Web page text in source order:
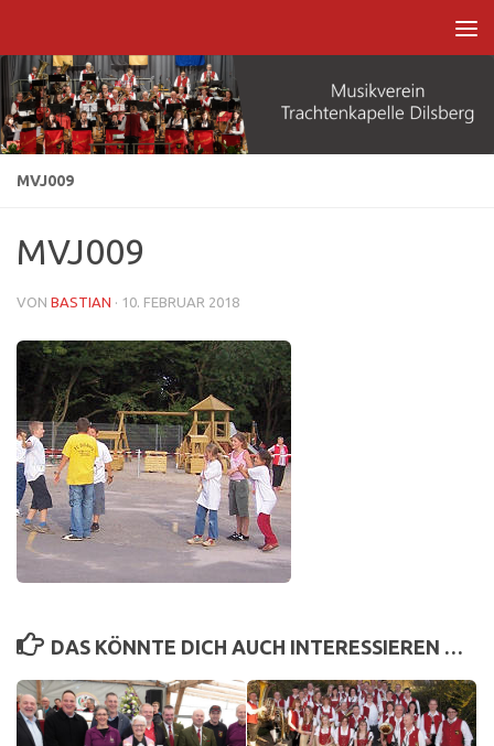
MVJ009
MVJ009
VON BASTIAN · 10. FEBRUAR 2018
DAS KÖNNTE DICH AUCH INTERESSIEREN …